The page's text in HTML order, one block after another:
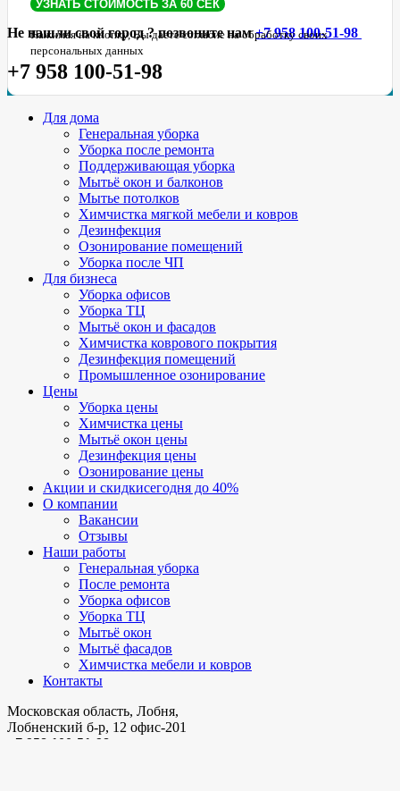
Не нашли свой город ? позвоните нам+7 958 100-51-98
+7 958 100-51-98
Нажимая на кнопку, Вы даете согласие на обработку своих
персональных данных
Для дома
Генеральная уборка
Уборка после ремонта
Поддерживающая уборка
Мытьё окон и балконов
Мытье потолков
Химчистка мягкой мебели и ковров
Дезинфекция
Озонирование помещений
Уборка после ЧП
Для бизнеса
Уборка офисов
Уборка ТЦ
Мытьё окон и фасадов
Химчистка коврового покрытия
Дезинфекция помещений
Промышленное озонирование
Цены
Уборка цены
Химчистка цены
Мытьё окон цены
Дезинфекция цены
Озонирование цены
Акции и скидкисегодня до 40%
О компании
Вакансии
Отзывы
Наши работы
Генеральная уборка
После ремонта
Уборка офисов
Уборка ТЦ
Мытьё окон
Мытьё фасадов
Химчистка мебели и ковров
Контакты
Московская область, Лобня,
Лобненский б-р, 12 офис-201
+7 958 100-51-98